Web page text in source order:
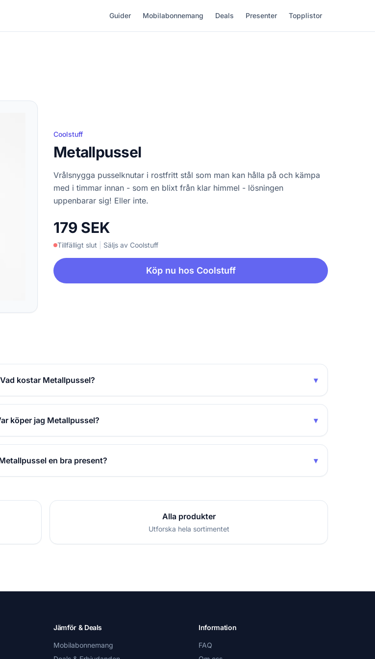
Guider Mobilabonnemang Deals Presenter Topplistor
Coolstuff
Metallpussel
Vrålsnygga pusselknutar i rostfritt stål som man kan hålla på och kämpa
med i timmar innan - som en blixt från klar himmel - lösningen
uppenbarar sig! Eller inte.
179 SEK
Tillfälligt slut Säljs av Coolstuff
Köp nu hos Coolstuff
Vad kostar Metallpussel? ▾
köper jag Metallpussel? ▾
en bra present? ▾
Alla produkter
Utforska hela sortimentet
Jämför & Deals
Mobilabonnemang
Information
FAQ